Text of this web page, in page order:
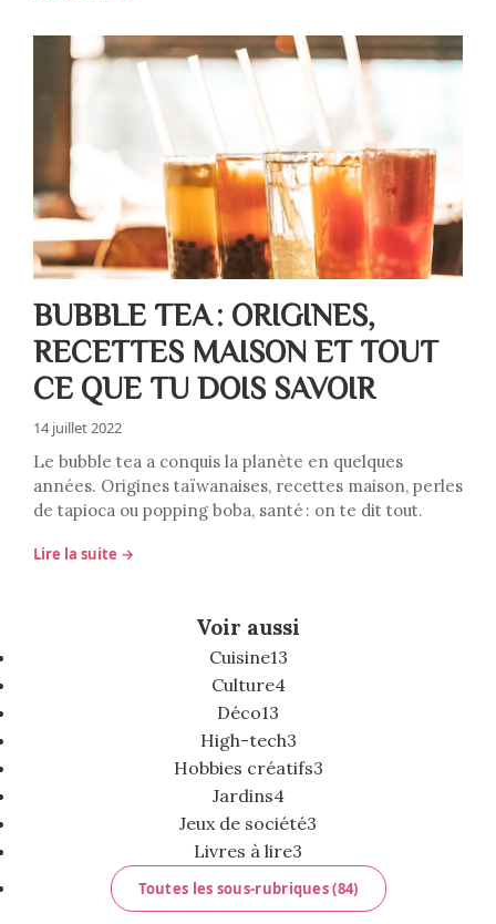
BUBBLE TEA : ORIGINES,
RECETTES MAISON ET TOUT
CE QUE TU DOIS SAVOIR
14 juillet 2022
Le bubble tea a conquis la planète en quelques
années. Origines taïwanaises, recettes maison, perles
de tapioca ou popping boba, santé : on te dit tout.
Lire la suite →
Voir aussi
Cuisine13
Culture4
Déco13
High-tech3
Hobbies créatifs3
Jardins4
Jeux de société3
Livres à lire3
Toutes les sous-rubriques (84)